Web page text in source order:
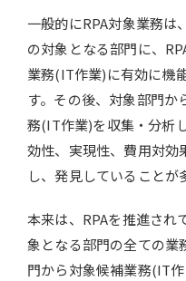
一般的にRPA対象業務は
の対象となる部門に、
業務(IT作業)に有効に機
す。その後、対象部門か
務(IT作業)を収集・分析
効性、実現性、費用対効
し、発見していることが
本来は、RPAを推進され
象となる部門の全ての業
門から対象候補業務(IT